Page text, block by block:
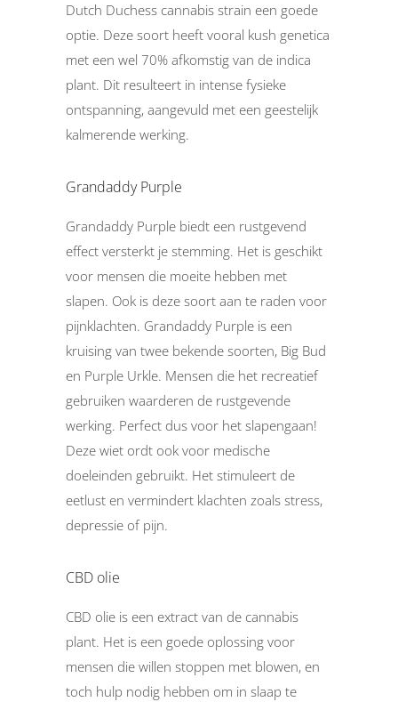
Dutch Duchess cannabis strain een goede
optie. Deze soort heeft vooral kush genetica
met een wel 70% afkomstig van de indica
plant. Dit resulteert in intense fysieke
ontspanning, aangevuld met een geestelijk
kalmerende werking.
Grandaddy Purple
Grandaddy Purple biedt een rustgevend
effect versterkt je stemming. Het is geschikt
voor mensen die moeite hebben met
slapen. Ook is deze soort aan te raden voor
pijnklachten. Grandaddy Purple is een
kruising van twee bekende soorten, Big Bud
en Purple Urkle. Mensen die het recreatief
gebruiken waarderen de rustgevende
werking. Perfect dus voor het slapengaan!
Deze wiet ordt ook voor medische
doeleinden gebruikt. Het stimuleert de
eetlust en vermindert klachten zoals stress,
depressie of pijn.
CBD olie
CBD olie is een extract van de cannabis
plant. Het is een goede oplossing voor
mensen die willen stoppen met blowen, en
toch hulp nodig hebben om in slaap te